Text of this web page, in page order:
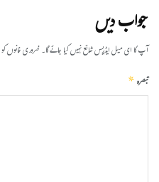
جواب دیں
آپ کا ای میل ایڈریس شائع نہیں کیا جائے گا۔ضروری خانوں کو
تبصرہ*